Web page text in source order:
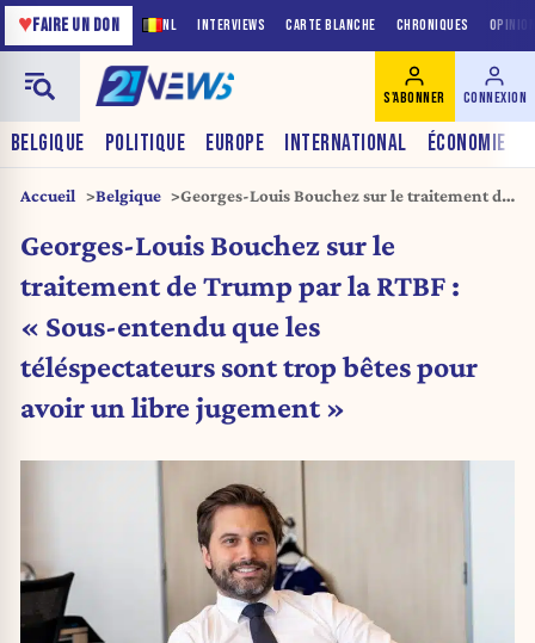
NL INTERVIEWS CARTE BLANCHE CHRONIQUES
♥FAIRE UN DON
BELGIQUE POLITIQUE EUROPE INTERNATIONAL ÉCONOMIE
S'ABONNER CONNEXION
Accueil Belgique
Georges-Louis Bouchez sur le traitement de
téléspectateurs sont trop bêtes pour avoir un
Georges-Louis Bouchez sur le
traitement de Trump par la RTBF :
« Sous-entendu que les
téléspectateurs sont trop bêtes pour
avoir un libre jugement »